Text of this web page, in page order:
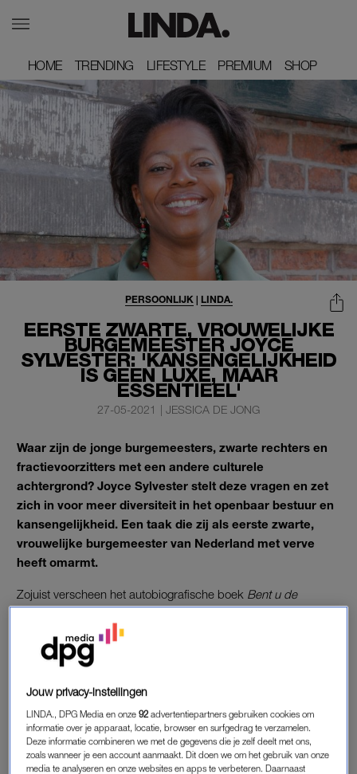
HOME
HOME TRENDING
TRENDING LIFESTYLE
LIFESTYLE PREMIUM
PREMIUM SHOP
SHOP
EERSTE ZWARTE, VROUWELIJKE
BURGEMEESTER JOYCE
SYLVESTER: 'KANSENGELIJKHEID
IS GEEN LUXE, MAAR
ESSENTIEEL'
PERSOONLIJK| LINDA.
27-05-2021 | JESSICA DE JONG
Waar zijn de jonge burgemeesters, zwarte rechters en
fractievoorzitters met een andere culturele
achtergrond? Joyce Sylvester stelt deze vragen en zet
zich in voor meer diversiteit in het openbaar bestuur en
kansengelijkheid. Een taak die zij als eerste zwarte,
vrouwelijke burgemeester van Nederland met verve
heeft omarmt.
Zojuist verscheen het autobiografische boek Bent u de
burgemeester?van Joyce Sylvester, burgemeester in Anna
Paulowna en later in Naarden, waarin ze terugblikt op haar
carrière en een pleidooi houdt voor kansengelijkheid en een
rechtvaardige samenleving.
DEMOCATIE
“Ik wist al van jongs af aan dat ik mij wilde inzetten voor een
rechtvaardige samenleving en een bijdrage wilde leveren aan
Jouw privacy-instellingen
LINDA., DPG Media en onze92 advertentiepartners gebruiken cookies om
informatie over je apparaat, locatie, browser en surfgedrag te verzamelen.
Deze informatie combineren we met de gegevens die je zelf deelt met ons,
zoals wanneer je een account aanmaakt. Dit doen we om het gebruik van onze
media te analyseren en onze websites en apps te verbeteren. Daarnaast